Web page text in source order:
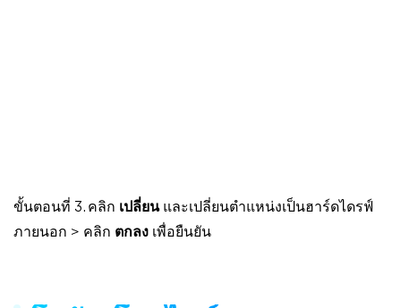
ขั้นตอนที่ 3. คลิก เปลี่ยนและเปลี่ยนตำแหน่งเป็นฮาร์ดไดรฟ์
ภายนอก > คลิก ตกลง เพื่อยืนยัน